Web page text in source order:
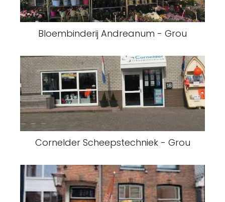
Bloembinderij Andreanum - Grou
Cornelder Scheepstechniek - Grou